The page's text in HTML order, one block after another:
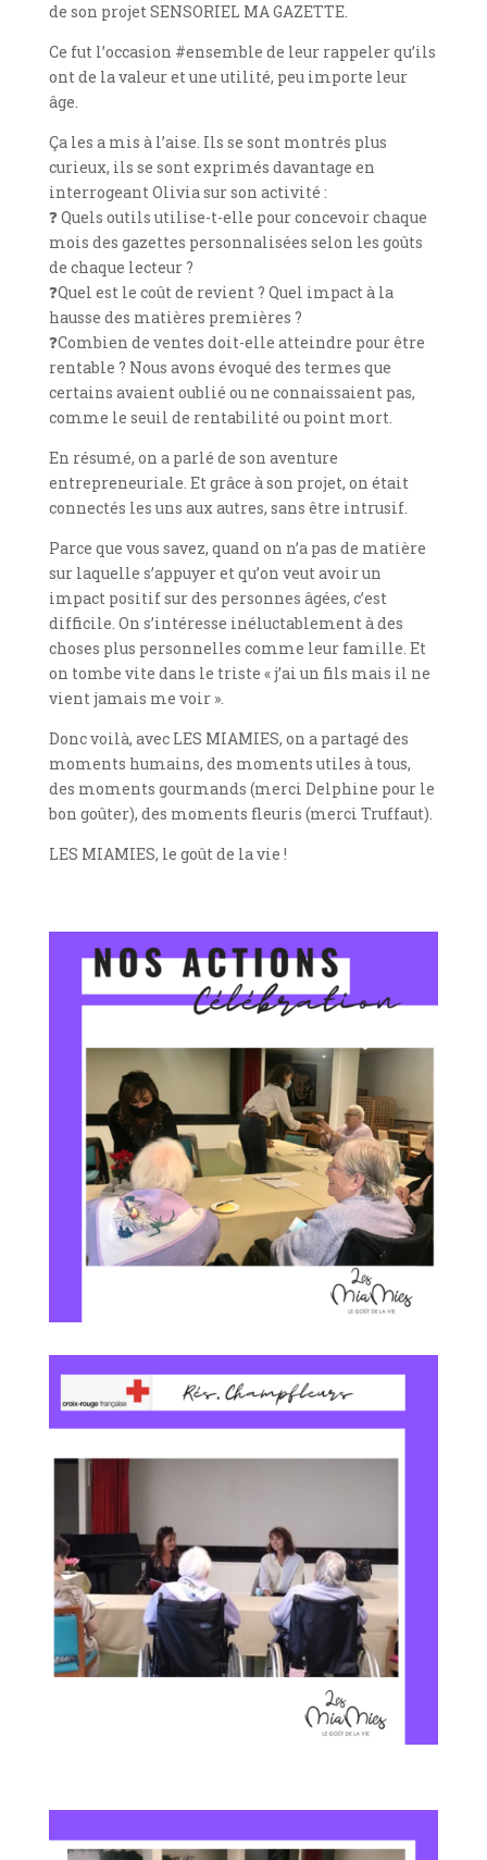
de son projet SENSORIEL MA GAZETTE.
Ce fut l’occasion #ensemble de leur rappeler qu’ils
ont de la valeur et une utilité, peu importe leur
âge.
Ça les a mis à l’aise. Ils se sont montrés plus
curieux, ils se sont exprimés davantage en
interrogeant Olivia sur son activité :
❓ Quels outils utilise-t-elle pour concevoir chaque
mois des gazettes personnalisées selon les goûts
de chaque lecteur ?
❓Quel est le coût de revient ? Quel impact à la
hausse des matières premières ?
❓Combien de ventes doit-elle atteindre pour être
rentable ? Nous avons évoqué des termes que
certains avaient oublié ou ne connaissaient pas,
comme le seuil de rentabilité ou point mort.
En résumé, on a parlé de son aventure
entrepreneuriale. Et grâce à son projet, on était
connectés les uns aux autres, sans être intrusif.
Parce que vous savez, quand on n’a pas de matière
sur laquelle s’appuyer et qu’on veut avoir un
impact positif sur des personnes âgées, c’est
difficile. On s’intéresse inéluctablement à des
choses plus personnelles comme leur famille. Et
on tombe vite dans le triste « j’ai un fils mais il ne
vient jamais me voir ».
Donc voilà, avec LES MIAMIES, on a partagé des
moments humains, des moments utiles à tous,
des moments gourmands (merci Delphine pour le
bon goûter), des moments fleuris (merci Truffaut).
LES MIAMIES, le goût de la vie !